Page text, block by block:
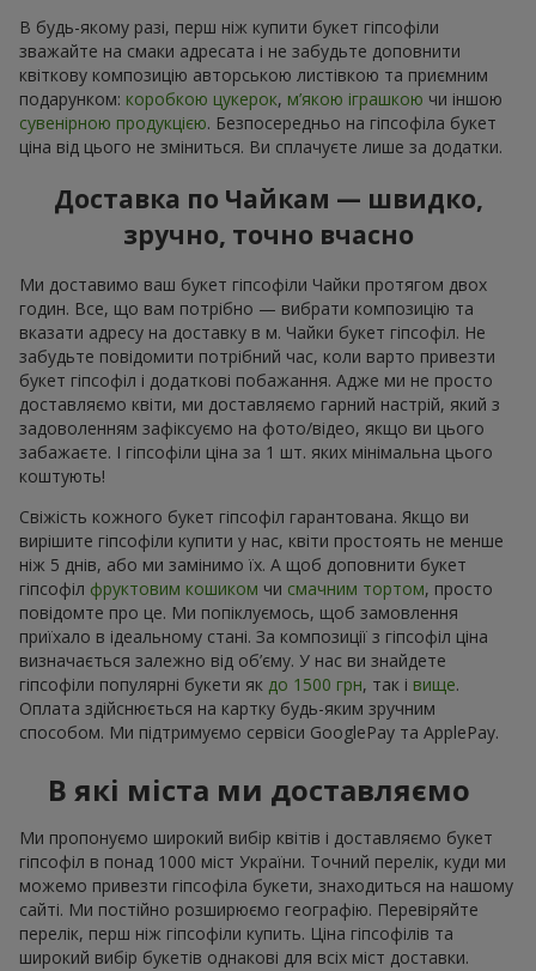
В будь-якому разі, перш ніж купити букет гіпсофіли
зважайте на смаки адресата і не забудьте доповнити
квіткову композицію авторською листівкою та приємним
подарунком: коробкою цукерок, м’якою іграшкою чи іншою
сувенірною продукцією. Безпосередньо на гіпсофіла букет
ціна від цього не зміниться. Ви сплачуєте лише за додатки.
Доставка по Чайкам — швидко,
зручно, точно вчасно
Ми доставимо ваш букет гіпсофіли Чайки протягом двох
годин. Все, що вам потрібно — вибрати композицію та
вказати адресу на доставку в м. Чайки букет гіпсофіл. Не
забудьте повідомити потрібний час, коли варто привезти
букет гіпсофіл і додаткові побажання. Адже ми не просто
доставляємо квіти, ми доставляємо гарний настрій, який з
задоволенням зафіксуємо на фото/відео, якщо ви цього
забажаєте. І гіпсофіли ціна за 1 шт. яких мінімальна цього
коштують!
Свіжість кожного букет гіпсофіл гарантована. Якщо ви
вирішите гіпсофіли купити у нас, квіти простоять не менше
ніж 5 днів, або ми замінимо їх. А щоб доповнити букет
гіпсофіл фруктовим кошиком чи смачним тортом, просто
повідомте про це. Ми попіклуємось, щоб замовлення
приїхало в ідеальному стані. За композиції з гіпсофіл ціна
визначається залежно від об’єму. У нас ви знайдете
гіпсофіли популярні букети як до 1500 грн, так і вище.
Оплата здійснюється на картку будь-яким зручним
способом. Ми підтримуємо сервіси GooglePay та ApplePay.
В які міста ми доставляємо
Ми пропонуємо широкий вибір квітів і доставляємо букет
гіпсофіл в понад 1000 міст України. Точний перелік, куди ми
можемо привезти гіпсофіла букети, знаходиться на нашому
сайті. Ми постійно розширюємо географію. Перевіряйте
перелік, перш ніж гіпсофіли купить. Ціна гіпсофілів та
широкий вибір букетів однакові для всіх міст доставки.